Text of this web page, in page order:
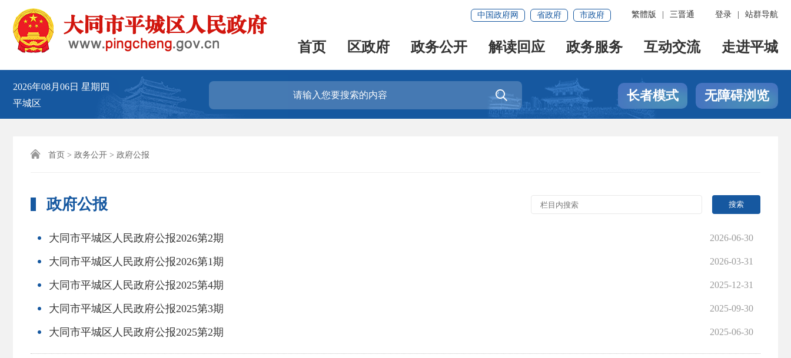
登录 站群导航
繁體版 三晋通
中国政府网 省政府 市政府
首页 区政府 政务公开 解读回应 政务服务 互动交流 走进平城
2026年08月06日 星期四
平城区
 长者模式 无障碍浏览
 首页 > 政务公开 > 政府公报
政府公报
2026-06-30
大同市平城区人民政府公报2026第2期
2026-03-31
大同市平城区人民政府公报2026第1期
2025-12-31
大同市平城区人民政府公报2025第4期
2025-09-30
大同市平城区人民政府公报2025第3期
2025-06-30
大同市平城区人民政府公报2025第2期